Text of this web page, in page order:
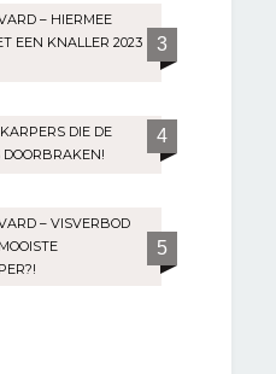
– HIERMEE
EEN KNALLER 2023
3
DIE DE
4
– VISVERBOD
5